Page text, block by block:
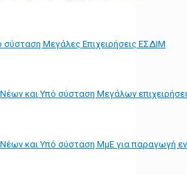
σύσταση Μεγάλες Επιχειρήσεις ΕΣΔΙΜ
Νέων και Υπό σύσταση Μεγάλων
Νέων και Υπό σύσταση ΜμΕ για παραγωγή